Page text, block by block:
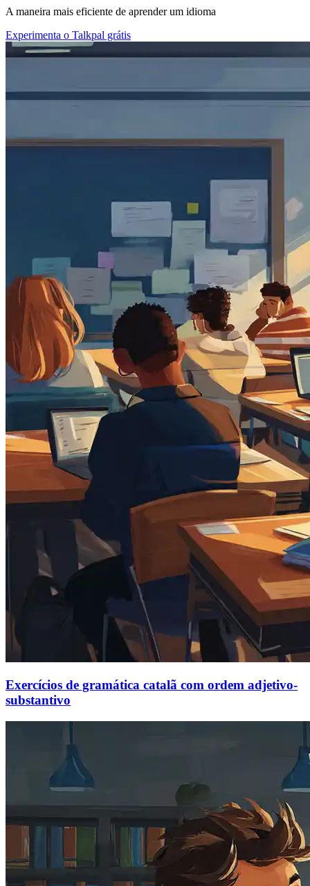
A maneira mais eficiente de aprender um idioma
Experimenta o Talkpal grátis
Exercícios de gramática catalã com ordem adjetivo-
substantivo